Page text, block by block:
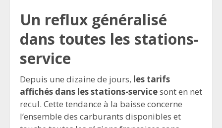
Un reflux généralisé
dans toutes les stations-
service
Depuis une dizaine de jours, les tarifs
affichés dans les stations-servicesont en net
recul. Cette tendance à la baisse concerne
l’ensemble des carburants disponibles et